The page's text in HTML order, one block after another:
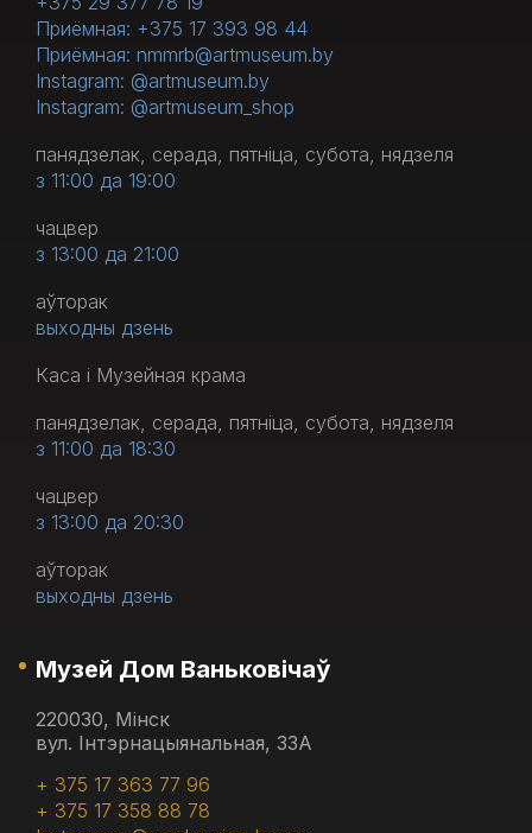
Приёмная: +375 17 393 98 44
Приёмная: nmmrb@artmuseum.by
Instagram: @artmuseum.by
Instagram: @artmuseum_shop
панядзелак, серада, пятніца, субота, нядзеля
з 11:00 да 19:00
чацвер
з 13:00 да 21:00
аўторак
выходны дзень
Каса і Музейная крама
панядзелак, серада, пятніца, субота, нядзеля
з 11:00 да 18:30
чацвер
з 13:00 да 20:30
аўторак
выходны дзень
Музей Дом Ваньковічаў
220030, Мінск
вул. Інтэрнацыянальная, 33А
+ 375 17 363 77 96
+ 375 17 358 88 78